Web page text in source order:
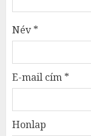
Név*
E-mail cím *
Honlap